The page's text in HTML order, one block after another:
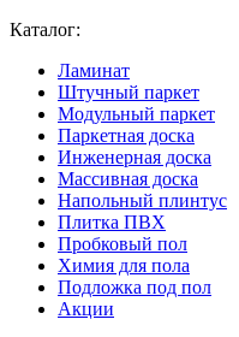
Каталог:
Ламинат
Штучный паркет
Модульный паркет
Паркетная доска
Инженерная доска
Массивная доска
Напольный плинтус
Плитка ПВХ
Пробковый пол
Химия для пола
Подложка под пол
Акции